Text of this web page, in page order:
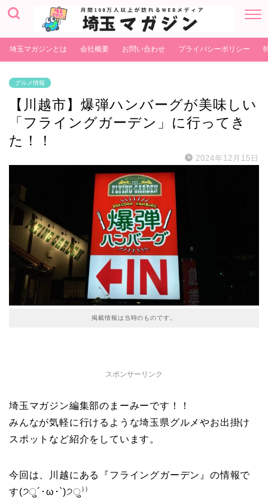
埼玉マガジンとは 会社概要 お問い合わせ プライバシーポリシー
グルメ情報
【川越市】爆弾ハンバーグが美味しい
「フライングガーデン」に行ってき
た！！
2024年12月15日
掲載情報は当時のものです。
スポンサーリンク
埼玉マガジン編集部のまーみーです！！
みんなが気軽に行けるような埼玉県グルメやお出掛け
スポットなど紹介をしています。
今回は、川越にある『フライングガーデン』の情報で
す(੭ु´･ω･`)੭ु⁾⁾